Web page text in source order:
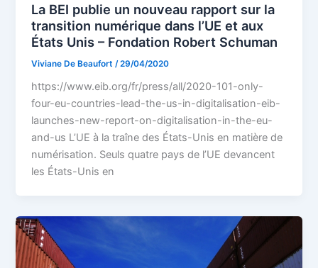
La BEI publie un nouveau rapport sur la
transition numérique dans l’UE et aux
États Unis – Fondation Robert Schuman
Viviane De Beaufort /29/04/2020
https://www.eib.org/fr/press/all/2020-101-only-
four-eu-countries-lead-the-us-in-digitalisation-eib-
launches-new-report-on-digitalisation-in-the-eu-
and-us L’UE à la traîne des États-Unis en matière de
numérisation. Seuls quatre pays de l’UE devancent
les États-Unis en